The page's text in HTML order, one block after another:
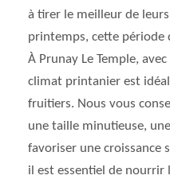
à tirer le meilleur de
printemps, cette période
À Prunay Le Temple,
climat printanier est
fruitiers. Nous vous
une taille minutieuse,
favoriser une croissance
il est essentiel de nourrir